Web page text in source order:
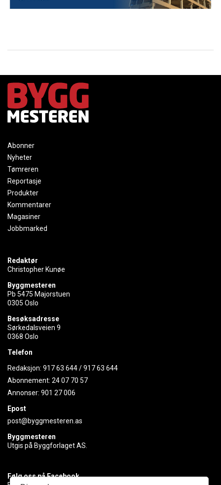
Abonner
Nyheter
Tømreren
Reportasje
Produkter
Kommentarer
Magasiner
Jobbmarked
Redaktør
Christopher Kunøe
Byggmesteren
Pb 5475 Majorstuen
0305 Oslo
Besøksadresse
Sørkedalsveien 9
0368 Oslo
Telefon
Redaksjon: 917 63 644/917 63 644
Abonnement: 24 07 70 57
Annonser: 901 27 006
Epost
post@byggmesteren.as
Byggmesteren
Utgis på Byggforlaget AS.
Følg oss på Facebook